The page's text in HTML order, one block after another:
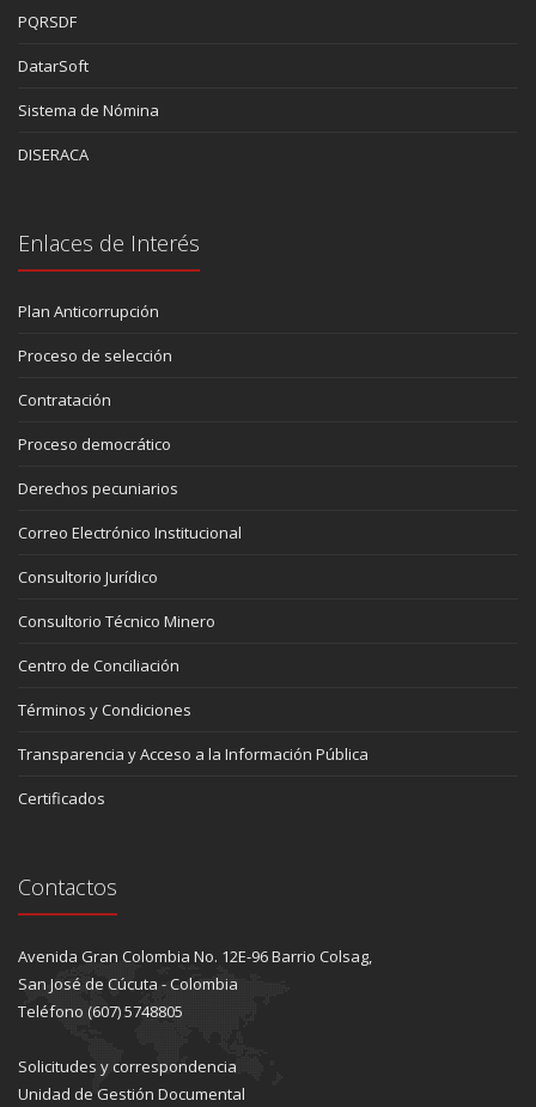
PQRSDF
DatarSoft
Sistema de Nómina
DISERACA
Enlaces de Interés
Plan Anticorrupción
Proceso de selección
Contratación
Proceso democrático
Derechos pecuniarios
Correo Electrónico Institucional
Consultorio Jurídico
Consultorio Técnico Minero
Centro de Conciliación
Términos y Condiciones
Transparencia y Acceso a la Información Pública
Certificados
Contactos
Avenida Gran Colombia No. 12E-96 Barrio Colsag,
San José de Cúcuta - Colombia
Teléfono (607) 5748805
Solicitudes y correspondencia
Unidad de Gestión Documental